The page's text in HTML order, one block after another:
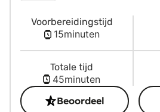
Voorbereidingstijd
15minuten
minuten
Totale tijd
45minuten
minuten
Beoordeel